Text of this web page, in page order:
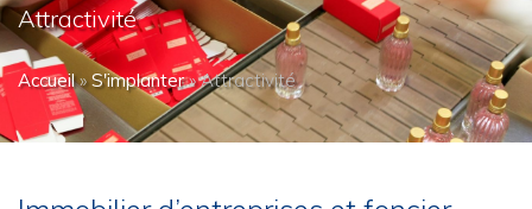
Attractivité
Accueil»S'implanter»Attractivité